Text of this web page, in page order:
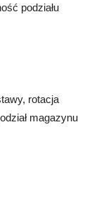
podziału
rotacja
magazynu